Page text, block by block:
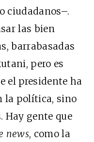
ciudadanos–.
las bien
barrabasadas
pero es
el presidente ha
la política, sino
Hay gente que
news, como la